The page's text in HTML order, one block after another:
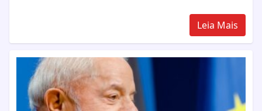
Leia Mais